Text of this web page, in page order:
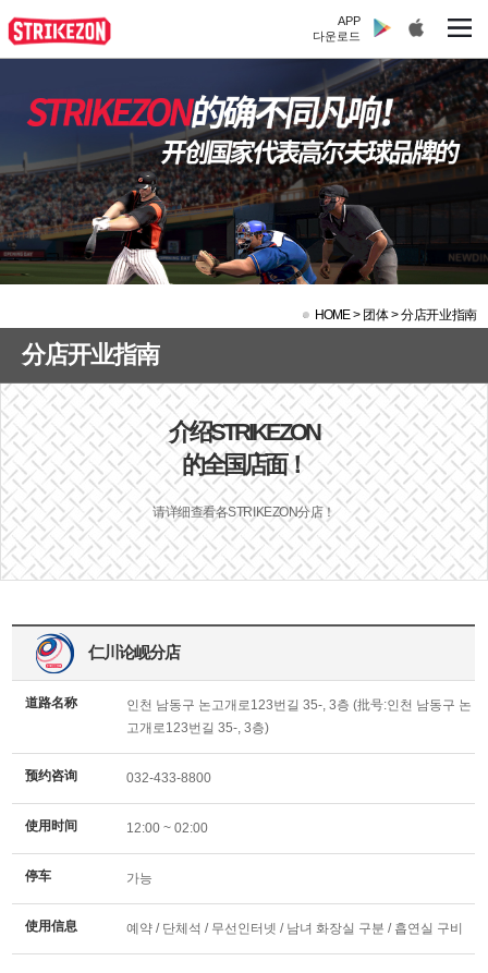
APP
다운로드
分店开业指南
HOME> 团体 >分店开业指南
介绍STRIKEZON
的全国店面！
请详细查看各STRIKEZON分店！
仁川论岘分店
道路名称
인천 남동구 논고개로123번길 35-, 3층 (批号:인천 남동구 논
고개로123번길 35-, 3층)
预约咨询 032-433-8800
使用时间 12:00 ~ 02:00
停车 가능
使用信息 예약 / 단체석 / 무선인터넷 / 남녀 화장실 구분 / 흡연실 구비